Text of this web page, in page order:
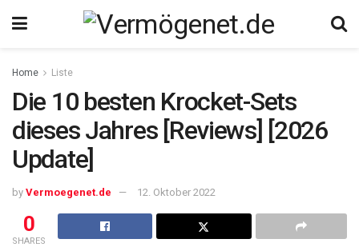
Home Liste
Die 10 besten Krocket-Sets
dieses Jahres [Reviews] [2026
Update]
by Vermoegenet.de 12. Oktober 2022
0
SHARES